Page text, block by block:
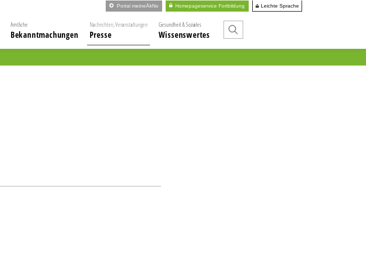
Portal meineÄkNo Homepageservice Fortbildung Leichte Sprache
Amtliche
Bekanntmachungen
Nachrichten, Veranstaltungen
Presse
Gesundheit & Soziales
Wissenswertes